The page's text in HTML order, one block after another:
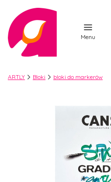
Menu
ARTLY Bloki bloki do markerów